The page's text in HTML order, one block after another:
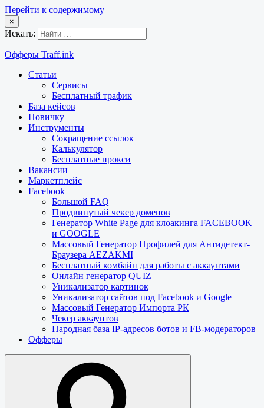
Перейти к содержимому
×
Искать:
Офферы Traff.ink
Статьи
Сервисы
Бесплатный трафик
База кейсов
Новичку
Инструменты
Сокращение ссылок
Калькулятор
Бесплатные прокси
Вакансии
Маркетплейс
Facebook
Большой FAQ
Продвинутый чекер доменов
Генератор White Page для клоакинга FACEBOOK
и GOOGLE
Массовый Генератор Профилей для Антидетект-
Браузера AEZAKMI
Бесплатный комбайн для работы с аккаунтами
Онлайн генератор QUIZ
Уникализатор картинок
Уникализатор сайтов под Facebook и Google
Массовый Генератор Импорта РК
Чекер аккаунтов
Народная база IP-адресов ботов и FB-модераторов
Офферы